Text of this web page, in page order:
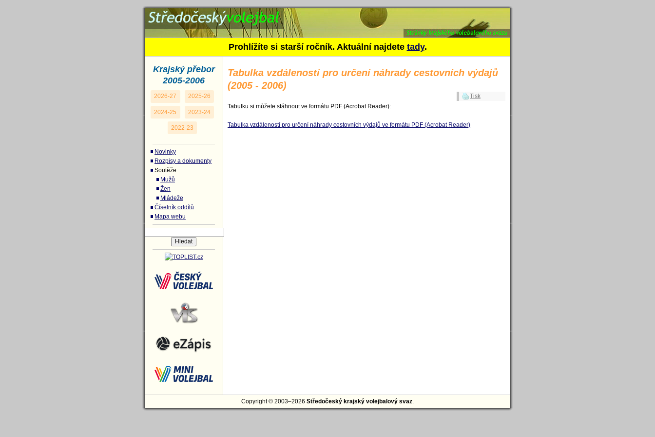
Tabulka vzdáleností pro určení náhrady cestovních výdajů (2005
- 2006)
Prohlížíte si starší ročník. Aktuální najdete tady.
Tabulka vzdáleností pro určení náhrady cestovních výdajů
(2005 - 2006)
Tisk
Tabulku si můžete stáhnout ve formátu PDF (Acrobat Reader):
Tabulka vzdáleností pro určení náhrady cestovních výdajů ve formátu PDF (Acrobat Reader)
Krajský přebor
2005-2006
2026-27 2025-26
2024-25 2023-24
2022-23
Novinky
Rozpisy a dokumenty
Soutěže
Mužů
Žen
Mládeže
Číselník oddílů
Mapa webu
Copyright © 2003–2026 Středočeský krajský volejbalový svaz.